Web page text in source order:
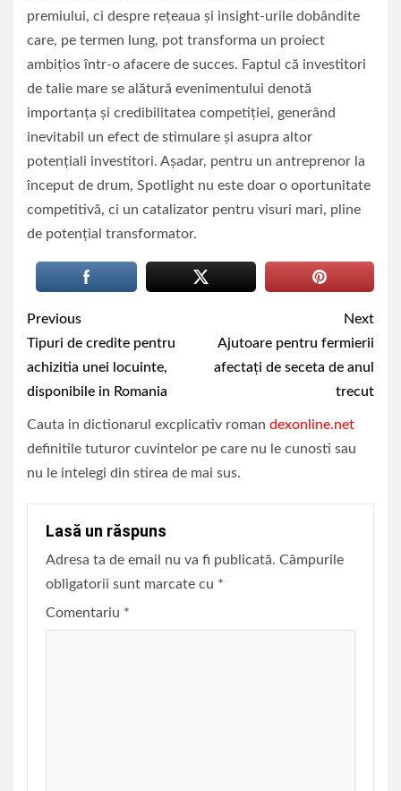
premiului, ci despre rețeaua și insight-urile dobândite
care, pe termen lung, pot transforma un proiect
ambițios într-o afacere de succes. Faptul că investitori
de talie mare se alătură evenimentului denotă
importanța și credibilitatea competiției, generând
inevitabil un efect de stimulare și asupra altor
potențiali investitori. Așadar, pentru un antreprenor la
început de drum, Spotlight nu este doar o oportunitate
competitivă, ci un catalizator pentru visuri mari, pline
de potențial transformator.
Continue
Reading
Previous
Tipuri de credite pentru
achizitia unei locuinte,
disponibile in Romania
Next
Ajutoare pentru fermierii
afectați de seceta de anul
trecut
Cauta in dictionarul excplicativ roman dexonline.net
definitile tuturor cuvintelor pe care nu le cunosti sau
nu le intelegi din stirea de mai sus.
Lasă un răspuns
Adresa ta de email nu va fi publicată. Câmpurile
obligatorii sunt marcate cu *
Comentariu *